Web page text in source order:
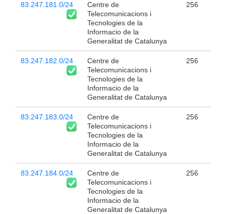
83.247.181.0/24
Centre de
Telecomunicacions i
Tecnologies de la
Informacio de la
Generalitat de Catalunya
256
83.247.182.0/24
Centre de
Telecomunicacions i
Tecnologies de la
Informacio de la
Generalitat de Catalunya
256
83.247.183.0/24
Centre de
Telecomunicacions i
Tecnologies de la
Informacio de la
Generalitat de Catalunya
256
83.247.184.0/24
Centre de
Telecomunicacions i
Tecnologies de la
Informacio de la
Generalitat de Catalunya
256